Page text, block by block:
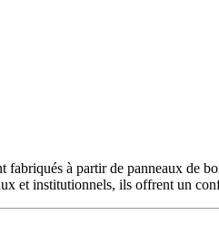
fabriqués à partir de panneaux de
et institutionnels, ils offrent un